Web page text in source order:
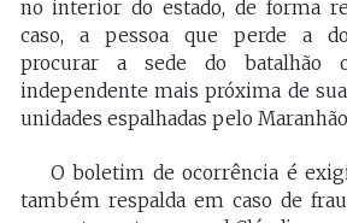
no interior do estado, de forma
caso, a pessoa que perde a
procurar a sede do batalhão
independente mais próxima de
unidades espalhadas pelo
O boletim de ocorrência é
também respalda em caso de